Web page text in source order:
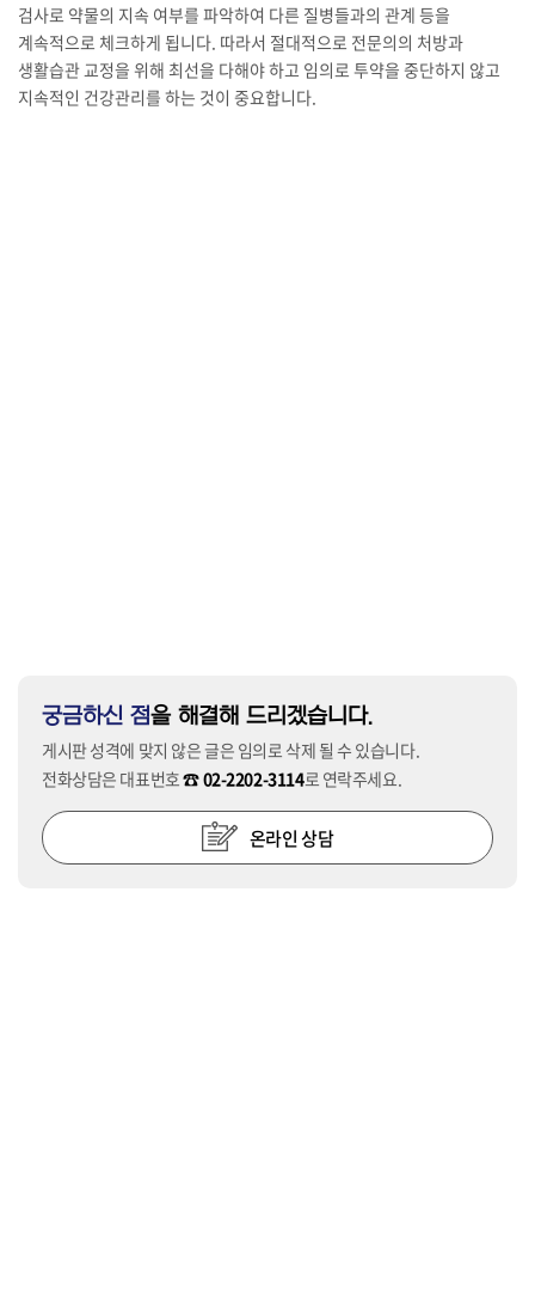
검사로 약물의 지속 여부를 파악하여 다른 질병들과의 관계 등을
계속적으로 체크하게 됩니다. 따라서 절대적으로 전문의의 처방과
생활습관 교정을 위해 최선을 다해야 하고 임의로 투약을 중단하지 않고
지속적인 건강관리를 하는 것이 중요합니다.
궁금하신 점을 해결해 드리겠습니다.
게시판 성격에 맞지 않은 글은 임의로 삭제 될 수 있습니다.
전화상담은 대표번호☎ 02-2202-3114로 연락주세요.
온라인 상담